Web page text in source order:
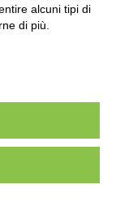
alcuni tipi di
di più.